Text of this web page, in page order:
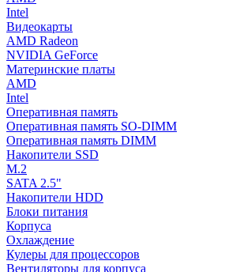
Intel
Видеокарты
AMD Radeon
NVIDIA GeForce
Материнские платы
AMD
Intel
Оперативная память
Оперативная память SO-DIMM
Оперативная память DIMM
Накопители SSD
M.2
SATA 2.5"
Накопители HDD
Блоки питания
Корпуса
Охлаждение
Кулеры для процессоров
Вентиляторы для корпуса